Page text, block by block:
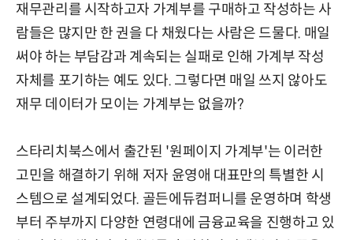
재무관리를 시작하고자 가계부를 구매하고 작성하는 사
람들은 많지만 한 권을 다 채웠다는 사람은 드물다. 매일
써야 하는 부담감과 계속되는 실패로 인해 가계부 작성
자체를 포기하는 예도 있다. 그렇다면 매일 쓰지 않아도
재무 데이터가 모이는 가계부는 없을까?
스타리치북스에서 출간된 '원페이지 가계부'는 이러한
고민을 해결하기 위해 저자 윤영애 대표만의 특별한 시
스템으로 설계되었다. 골든에듀컴퍼니를 운영하며 학생
부터 주부까지 다양한 연령대에 금융교육을 진행하고 있